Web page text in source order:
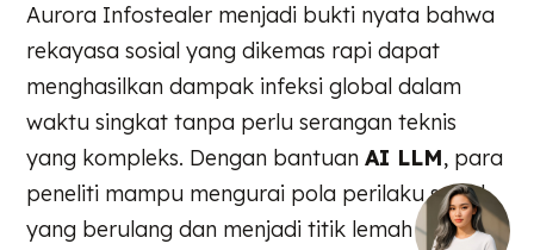
Aurora Infostealer menjadi bukti nyata bahwa
rekayasa sosial yang dikemas rapi dapat
menghasilkan dampak infeksi global dalam
waktu singkat tanpa perlu serangan teknis
yang kompleks. Dengan bantuanAI LLM, para
peneliti mampu mengurai pola perilaku sosial
yang berulang dan menjadi titik lemah utama